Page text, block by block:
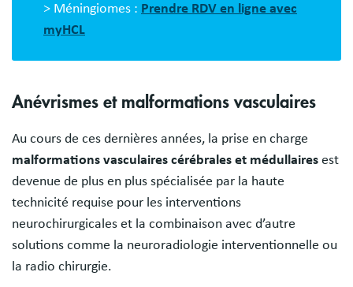
> Méningiomes : Prendre RDV en ligne avec
myHCL
Anévrismes et malformations vasculaires
Au cours de ces dernières années, la prise en charge
malformations vasculaires cérébrales et médullaires est
devenue de plus en plus spécialisée par la haute
technicité requise pour les interventions
neurochirurgicales et la combinaison avec d’autre
solutions comme la neuroradiologie interventionnelle ou
la radio chirurgie.